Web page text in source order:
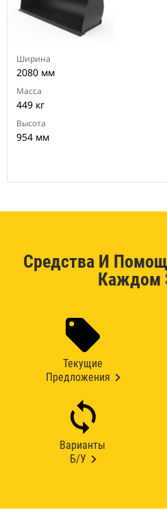
Ширина
2080 мм
Масса
449 кг
Высота
954 мм
Средства И
Каждом
Текущие
Предложения
Варианты
Б/У